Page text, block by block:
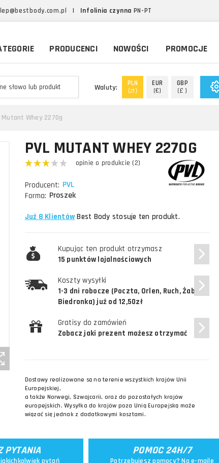
| Infolinia czynna PN-PT
PRODUCENCI NOWOŚCI PROMOCJE
Waluty:
PLN
(zł)
EUR
(€)
GBP
(£ )
Mutant Whey 2270g
PVL MUTANT WHEY 2270G
opinie o produkcie (2)
Producent: PVL
Forma: Proszek
Już 8 Klientów Best Body stosuje ten produkt.
Kupując ten produkt otrzymasz
15 punktów lojalnościowych
Koszty wysyłki
1-3 dni robocze (Poczta, Orlen, Ruch, Żabka,
Biedronka) już od 12,50zł
Gratisy do zamówień
Zobacz jaki prezent możesz otrzymać
Dostawy realizowane są na terenie wszystkich krajów Unii
Europejskiej,
a także Norwegi, Szwajcarii, oraz do pozostałych krajów
europejskich. Wysyłka do krajów poza Unią Europejską może
wiązać się jednak z dodatkowymi kosztami.
PYTANIA
pytań
POMOC 24H/7
Potrzebujesz pomocy? Na e-maile